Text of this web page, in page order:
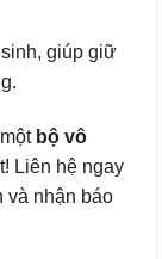
giúp giữ
bộ vô
Liên hệ ngay
và nhận báo